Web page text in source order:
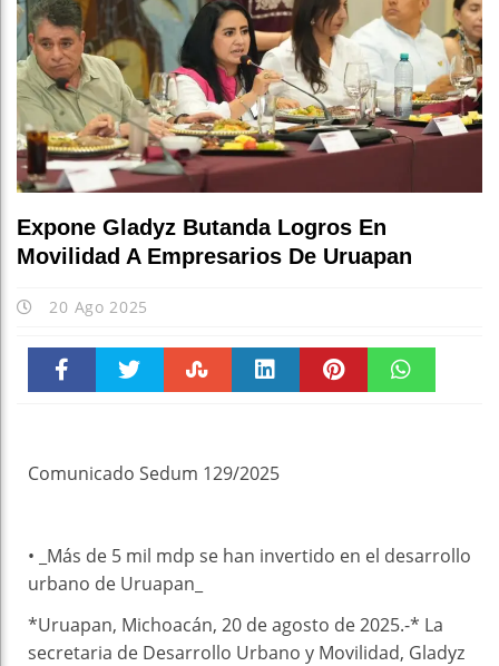
Expone Gladyz Butanda Logros En
Movilidad A Empresarios De Uruapan
20 Ago 2025
Comunicado Sedum 129/2025
• _Más de 5 mil mdp se han invertido en el desarrollo
urbano de Uruapan_
*Uruapan, Michoacán, 20 de agosto de 2025.-* La
secretaria de Desarrollo Urbano y Movilidad, Gladyz